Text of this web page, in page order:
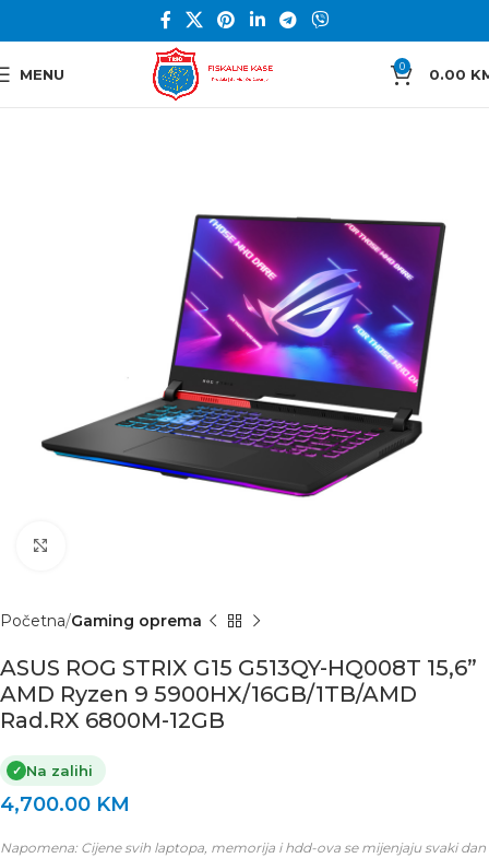
MENU 0 0.00
Početna Gaming oprema
ASUS ROG STRIX G15 G513QY-HQ008T 15,6”
AMD Ryzen 9 5900HX/16GB/1TB/AMD
Rad.RX 6800M-12GB
✓ Na zalihi
4,700.00 KM
Napomena: Cijene svih laptopa, memorija i hdd-ova se mijenjaju svaki dan